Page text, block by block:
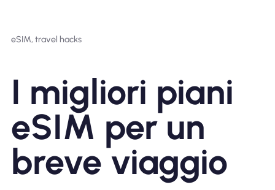
Informazioni sull'eSIM
eSIM, travel hacks
I migliori piani
eSIM per un
breve viaggio